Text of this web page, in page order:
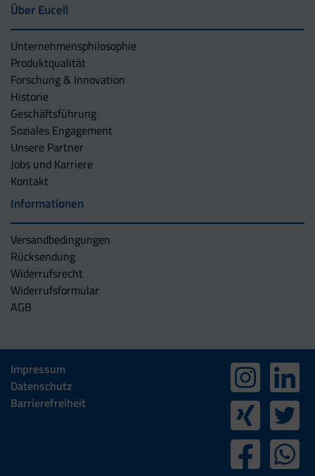
Über Eucell
Unternehmens­philosophie
Produktqualität
Forschung & Innovation
Historie
Geschäftsführung
Soziales Engagement
Unsere Partner
Jobs und Karriere
Kontakt
Informationen
Versandbedingungen
Rücksendung
Widerrufsrecht
Widerrufsformular
AGB
Impressum
Datenschutz
Barrierefreiheit